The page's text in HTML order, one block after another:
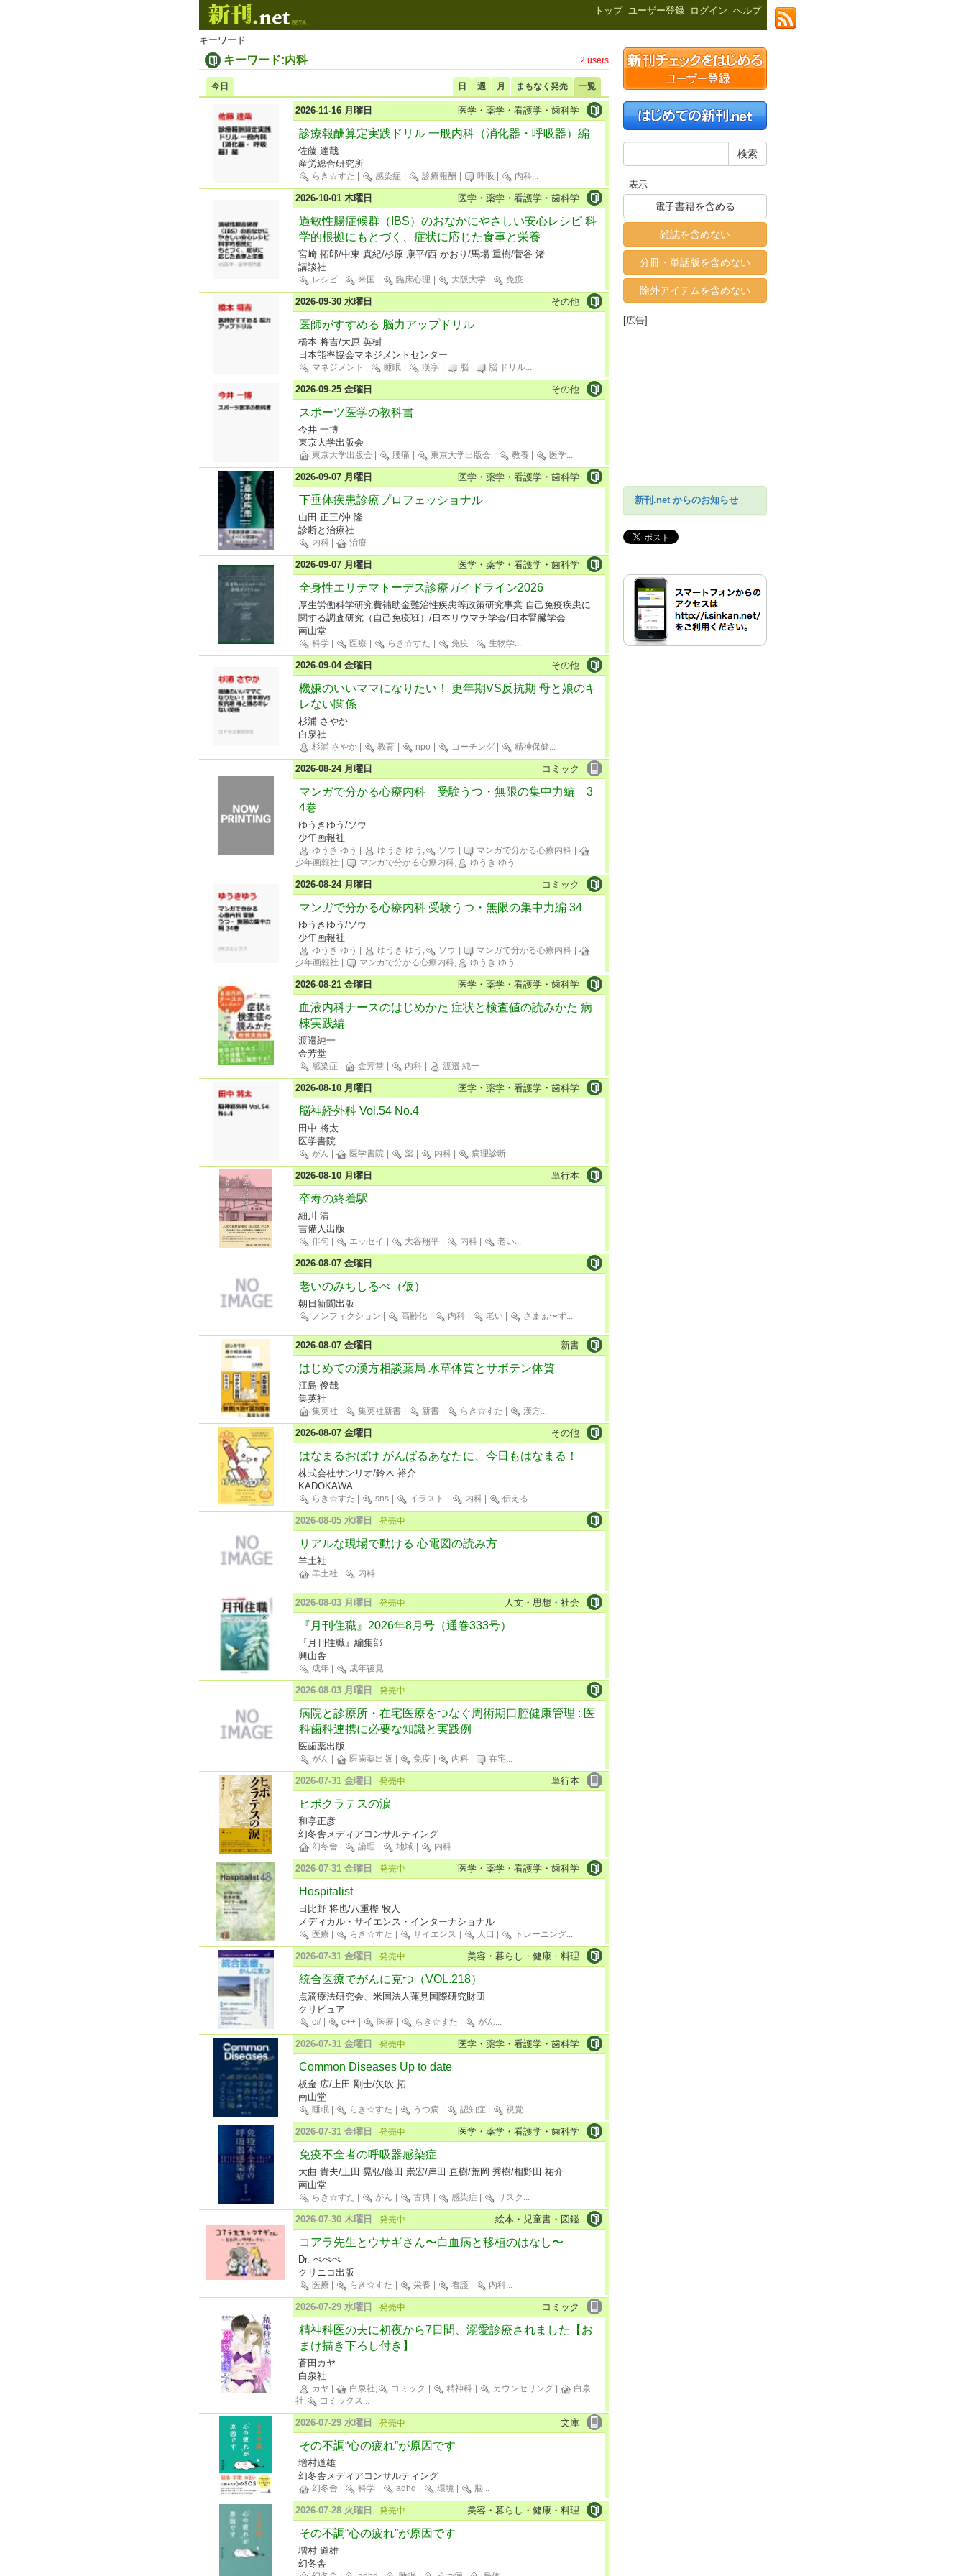
トップ ユーザー登録 ログイン ヘルプ
キーワード
キーワード:内科 2 users
日 週 月 まもなく発売 一覧
今日
医学・薬学・看護学・歯科学
2026-11-16 月曜日
診療報酬算定実践ドリル 一般内科（消化器・呼吸器）編
佐藤 達哉
産労総合研究所
らき☆すた 感染症 診療報酬 呼吸 内科...
医学・薬学・看護学・歯科学
2026-10-01 木曜日
過敏性腸症候群（IBS）のおなかにやさしい安心レシピ 科
学的根拠にもとづく、症状に応じた食事と栄養
宮崎 拓郎/中東 真紀/杉原 康平/西 かおり/馬場 重樹/菅谷 渚
講談社
レシピ 米国 臨床心理 大阪大学 免疫...
その他
2026-09-30 水曜日
医師がすすめる 脳力アップドリル
橋本 将吉/大原 英樹
日本能率協会マネジメントセンター
マネジメント 睡眠 漢字 脳 脳 ドリル...
その他
2026-09-25 金曜日
スポーツ医学の教科書
今井 一博
東京大学出版会
東京大学出版会 腰痛 東京大学出版会 教養 医学...
医学・薬学・看護学・歯科学
2026-09-07 月曜日
下垂体疾患診療プロフェッショナル
山田 正三/沖 隆
診断と治療社
内科 治療
医学・薬学・看護学・歯科学
2026-09-07 月曜日
全身性エリテマトーデス診療ガイドライン2026
厚生労働科学研究費補助金難治性疾患等政策研究事業 自己免疫疾患に
関する調査研究（自己免疫班）/日本リウマチ学会/日本腎臓学会
南山堂
科学 医療 らき☆すた 免疫 生物学...
その他
2026-09-04 金曜日
機嫌のいいママになりたい！ 更年期VS反抗期 母と娘のキ
レない関係
杉浦 さやか
白泉社
杉浦 さやか 教育 npo コーチング 精神保健...
コミック
2026-08-24 月曜日
マンガで分かる心療内科 受験うつ・無限の集中力編 3
4巻
ゆうきゆう/ソウ
少年画報社
ゆうき ゆう ゆうき ゆう, ソウ マンガで分かる心療内科
少年画報社
マンガで分かる心療内科, ゆうき ゆう ...
コミック
2026-08-24 月曜日
マンガで分かる心療内科 受験うつ・無限の集中力編 34
ゆうきゆう/ソウ
少年画報社
ゆうき ゆう ゆうき ゆう, ソウ マンガで分かる心療内科
少年画報社
マンガで分かる心療内科, ゆうき ゆう ...
医学・薬学・看護学・歯科学
2026-08-21 金曜日
血液内科ナースのはじめかた 症状と検査値の読みかた 病
棟実践編
渡邉純一
金芳堂
感染症 金芳堂 内科 渡邉 純一
医学・薬学・看護学・歯科学
2026-08-10 月曜日
脳神経外科 Vol.54 No.4
田中 將太
医学書院
がん 医学書院 薬 内科 病理診断...
単行本
2026-08-10 月曜日
卒寿の終着駅
細川 清
吉備人出版
俳句 エッセイ 大谷翔平 内科 老い...
2026-08-07 金曜日
老いのみちしるべ（仮）
朝日新聞出版
ノンフィクション 高齢化 内科 老い さまぁ〜ず...
新書
2026-08-07 金曜日
はじめての漢方相談薬局 水草体質とサボテン体質
江島 俊哉
集英社
集英社 集英社新書 新書 らき☆すた 漢方...
その他
2026-08-07 金曜日
はなまるおばけ がんばるあなたに、今日もはなまる！
株式会社サンリオ/鈴木 裕介
KADOKAWA
らき☆すた sns イラスト 内科 伝える...
2026-08-05 水曜日 発売中
リアルな現場で動ける 心電図の読み方
羊土社
羊土社 内科
人文・思想・社会
2026-08-03 月曜日 発売中
『月刊住職』2026年8月号（通巻333号）
『月刊住職』編集部
興山舎
成年 成年後見
2026-08-03 月曜日 発売中
病院と診療所・在宅医療をつなぐ周術期口腔健康管理 : 医
科歯科連携に必要な知識と実践例
医歯薬出版
がん 医歯薬出版 免疫 内科 在宅...
単行本
2026-07-31 金曜日 発売中
ヒポクラテスの涙
和亭正彦
幻冬舎メディアコンサルティング
幻冬舎 論理 地域 内科
医学・薬学・看護学・歯科学
2026-07-31 金曜日 発売中
Hospitalist
日比野 将也/八重樫 牧人
メディカル・サイエンス・インターナショナル
医療 らき☆すた サイエンス 人口 トレーニング...
美容・暮らし・健康・料理
2026-07-31 金曜日 発売中
統合医療でがんに克つ（VOL.218）
点滴療法研究会、米国法人蓮見国際研究財団
クリピュア
c# c++ 医療 らき☆すた がん...
医学・薬学・看護学・歯科学
2026-07-31 金曜日 発売中
Common Diseases Up to date
板金 広/上田 剛士/矢吹 拓
南山堂
睡眠 らき☆すた うつ病 認知症 視覚...
医学・薬学・看護学・歯科学
2026-07-31 金曜日 発売中
免疫不全者の呼吸器感染症
大曲 貴夫/上田 晃弘/藤田 崇宏/岸田 直樹/荒岡 秀樹/相野田 祐介
南山堂
らき☆すた がん 古典 感染症 リスク ...
絵本・児童書・図鑑
2026-07-30 木曜日 発売中
コアラ先生とウサギさん〜白血病と移植のはなし〜
Dr. ぺぺぺ
クリニコ出版
医療 らき☆すた 栄養 看護 内科...
コミック
2026-07-29 水曜日 発売中
精神科医の夫に初夜から7日間、溺愛診療されました【お
まけ描き下ろし付き】
蒼田カヤ
白泉社
カヤ 白泉社, コミック 精神科 カウンセリング
白泉
社,
コミックス...
文庫
2026-07-29 水曜日 発売中
その不調“心の疲れ”が原因です
増村道雄
幻冬舎メディアコンサルティング
幻冬舎 科学 adhd 環境 脳...
美容・暮らし・健康・料理
2026-07-28 火曜日 発売中
その不調“心の疲れ”が原因です
増村 道雄
幻冬舎
表示
電子書籍を含める
雑誌を含めない
分冊・単話版を含めない
除外アイテムを含めない
[広告]
新刊.net からのお知らせ